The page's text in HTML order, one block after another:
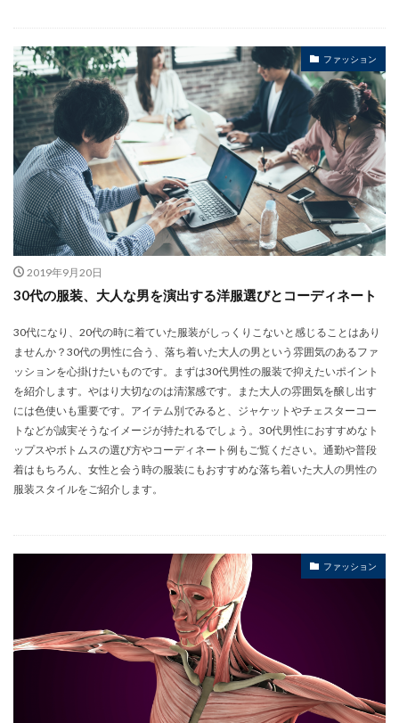
ファッション
2019年9月20日
30代の服装、大人な男を演出する洋服選びとコーディネート
30代になり、20代の時に着ていた服装がしっくりこないと感じることはあり
ませんか？30代の男性に合う、落ち着いた大人の男という雰囲気のあるファ
ッションを心掛けたいものです。まずは30代男性の服装で抑えたいポイント
を紹介します。やはり大切なのは清潔感です。また大人の雰囲気を醸し出す
には色使いも重要です。アイテム別でみると、ジャケットやチェスターコー
トなどが誠実そうなイメージが持たれるでしょう。30代男性におすすめなト
ップスやボトムスの選び方やコーディネート例もご覧ください。通勤や普段
着はもちろん、女性と会う時の服装にもおすすめな落ち着いた大人の男性の
服装スタイルをご紹介します。
ファッション